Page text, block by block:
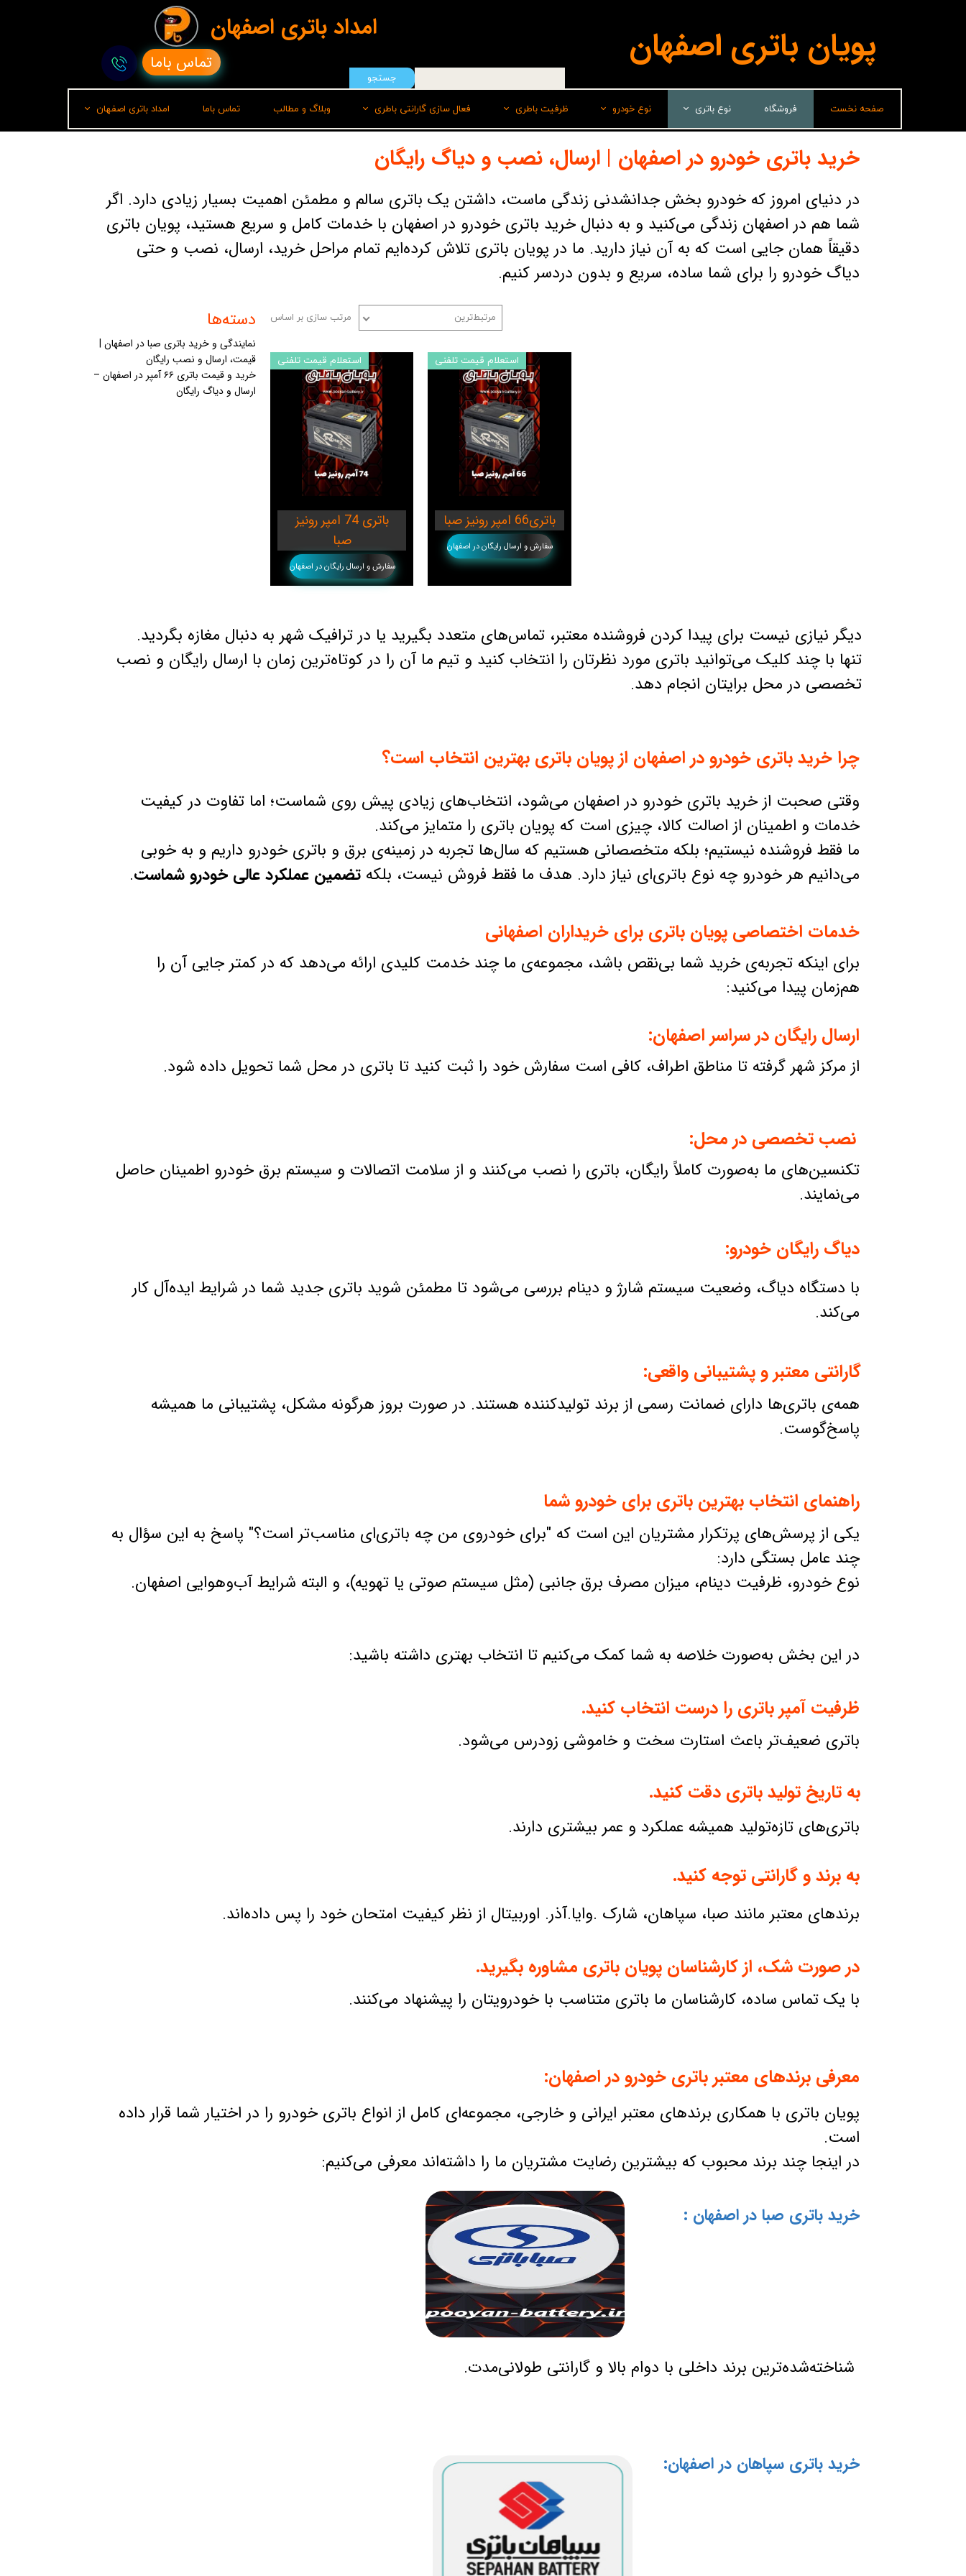
صفحه نخست فروشگاه نوع باتری
لیدر(پاسارگاد)
باتری شارک
سپاهان باتری
وایا باتری
نوع خودرو
هیوندای
رنو
سایپا
ام وی امMVM
تویوتا
ظرفیت باطری
50 امپر
60 امپر
60 امپر پایه بلند L
66 امپر
74 امپر
فعال سازی گارانتی باطری
سپاهان باطری
پاسارگاد(لیدر)
صبا
وایا
وبلاگ و مطالب تماس باما امداد باتری اصفهان
پویان باتری اصفهان تماس باما
جستجو
امداد باتری اصفهان
دسته‌ها
نمایندگی و خرید باتری صبا در اصفهان |
قیمت، ارسال و نصب رایگان
خرید و قیمت باتری ۶۶ آمپر در اصفهان –
ارسال و دیاگ رایگان
مرتب سازی بر اساس مرتبط‌ترین
باتری 74 امپر رونیز
صبا
سفارش و ارسال رایگان در اصفهان
استعلام قیمت تلفنی
باتری66 امپر رونیز صبا
سفارش و ارسال رایگان در اصفهان
استعلام قیمت تلفنی
خرید باتری خودرو در اصفهان | ارسال، نصب و دیاگ رایگان
در دنیای امروز که خودرو بخش جدانشدنی زندگی ماست، داشتن یک باتری سالم و مطمئن اهمیت بسیار زیادی دارد. اگر
شما هم در اصفهان زندگی می‌کنید و به دنبال خرید باتری خودرو در اصفهان با خدمات کامل و سریع هستید، پویان باتری
دقیقاً همان جایی است که به آن نیاز دارید. ما در پویان باتری تلاش کرده‌ایم تمام مراحل خرید، ارسال، نصب و حتی
دیاگ خودرو را برای شما ساده، سریع و بدون دردسر کنیم.
دیگر نیازی نیست برای پیدا کردن فروشنده معتبر، تماس‌های متعدد بگیرید یا در ترافیک شهر به دنبال مغازه بگردید.
تنها با چند کلیک می‌توانید باتری مورد نظرتان را انتخاب کنید و تیم ما آن را در کوتاه‌ترین زمان با ارسال رایگان و نصب
تخصصی در محل برایتان انجام دهد.
وقتی صحبت از خرید باتری خودرو در اصفهان می‌شود، انتخاب‌های زیادی پیش روی شماست؛ اما تفاوت در کیفیت
خدمات و اطمینان از اصالت کالا، چیزی است که پویان باتری را متمایز می‌کند.
ما فقط فروشنده نیستیم؛ بلکه متخصصانی هستیم که سال‌ها تجربه در زمینه‌ی برق و باتری خودرو داریم و به خوبی
می‌دانیم هر خودرو چه نوع باتری‌ای نیاز دارد. هدف ما فقط فروش نیست، بلکه تضمین عملکرد عالی خودرو شماست.
با دستگاه دیاگ، وضعیت سیستم شارژ و دینام بررسی می‌شود تا مطمئن شوید باتری جدید شما در شرایط ایده‌آل کار
می‌کند.
از مرکز شهر گرفته تا مناطق اطراف، کافی است سفارش خود را ثبت کنید تا باتری در محل شما تحویل داده شود.
تکنسین‌های ما به‌صورت کاملاً رایگان، باتری را نصب می‌کنند و از سلامت اتصالات و سیستم برق خودرو اطمینان حاصل
می‌نمایند.
برای اینکه تجربه‌ی خرید شما بی‌نقص باشد، مجموعه‌ی ما چند خدمت کلیدی ارائه می‌دهد که در کمتر جایی آن را
هم‌زمان پیدا می‌کنید:
چرا خرید باتری خودرو در اصفهان از پویان باتری بهترین انتخاب است؟
ظرفیت آمپر باتری را درست انتخاب کنید.
نصب تخصصی در محل:
ارسال رایگان در سراسر اصفهان:
خدمات اختصاصی پویان باتری برای خریداران اصفهانی
راهنمای انتخاب بهترین باتری برای خودرو شما
گارانتی معتبر و پشتیبانی واقعی:
دیاگ رایگان خودرو:
یکی از پرسش‌های پرتکرار مشتریان این است که "برای خودروی من چه باتری‌ای مناسب‌تر است؟" پاسخ به این سؤال به
چند عامل بستگی دارد:
نوع خودرو، ظرفیت دینام، میزان مصرف برق جانبی (مثل سیستم صوتی یا تهویه)، و البته شرایط آب‌وهوایی اصفهان.
همه‌ی باتری‌ها دارای ضمانت رسمی از برند تولیدکننده هستند. در صورت بروز هرگونه مشکل، پشتیبانی ما همیشه
پاسخ‌گوست.
باتری ضعیف‌تر باعث استارت سخت و خاموشی زودرس می‌شود.
باتری‌های تازه‌تولید همیشه عملکرد و عمر بیشتری دارند.
با یک تماس ساده، کارشناسان ما باتری متناسب با خودرویتان را پیشنهاد می‌کنند.
پویان باتری با همکاری برندهای معتبر ایرانی و خارجی، مجموعه‌ای کامل از انواع باتری خودرو را در اختیار شما قرار داده
است.
در اینجا چند برند محبوب که بیشترین رضایت مشتریان ما را داشته‌اند معرفی می‌کنیم:
برندهای معتبر مانند صبا، سپاهان، شارک .وایا.آذر. اوربیتال از نظر کیفیت امتحان خود را پس داده‌اند.
در این بخش به‌صورت خلاصه به شما کمک می‌کنیم تا انتخاب بهتری داشته باشید:
معرفی برندهای معتبر باتری خودرو در اصفهان:
به تاریخ تولید باتری دقت کنید.
در صورت شک، از کارشناسان پویان باتری مشاوره بگیرید.
به برند و گارانتی توجه کنید.
شناخته‌شده‌ترین برند داخلی با دوام بالا و گارانتی طولانی‌مدت.
خرید باتری صبا در اصفهان :
خرید باتری سپاهان در اصفهان: